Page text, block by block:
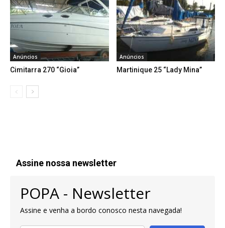
Anúncios
Cimitarra 270 “Gioia”
Anúncios
Martinique 25 “Lady Mina”
Assine nossa newsletter
POPA - Newsletter
Assine e venha a bordo conosco nesta navegada!